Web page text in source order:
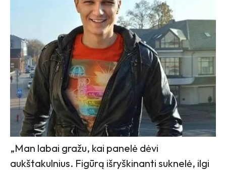
„Man labai gražu, kai panelė dėvi
aukštakulnius. Figūrą išryškinanti suknelė, ilgi